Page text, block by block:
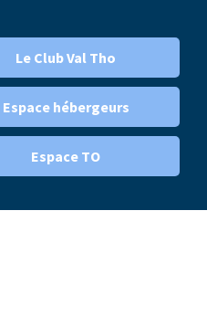
Le Club Val Tho
Espace hébergeurs
Espace TO